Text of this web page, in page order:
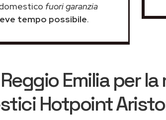
fuori garanzia
tempo possibile.
Emiliaper la
Hotpoint